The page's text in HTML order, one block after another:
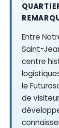
Entre
Saint-
centre
le
de